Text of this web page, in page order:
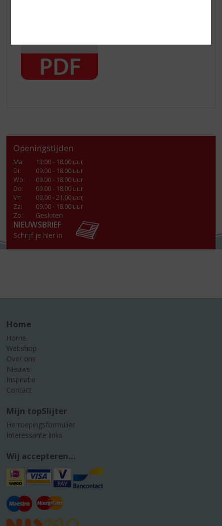
Openingstijden
Ma:
13:00 - 18.00 uur
Di:
09.00 - 18.00 uur
Wo:
09.00 - 18.00 uur
Do:
09.00 - 18.00 uur
Vr:
09.00 - 21.00 uur
Za:
09.00 - 18.00 uur
Zo:
Gesloten
NIEUWSBRIEF
Schrijf je hier in
Home
Home
Webshop
Over ons
Nieuws
Inspiratie
Contact
Mijn topSlijter
Herroepingsformulier
Interessante links
Wij accepteren...